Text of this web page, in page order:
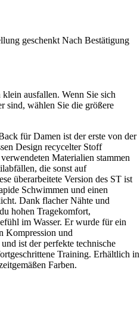
geschenkt Nach Bestätigung
ausfallen. Wenn Sie sich
sind, wählen Sie die größere
für Damen ist der erste von der
Design recycelter Stoff
Materialien stammen
die sonst auf
überarbeitete Version des ST ist
Schwimmen und einen
Dank flacher Nähte und
hohen Tragekomfort,
im Wasser. Er wurde für ein
Kompression und
ist der perfekte technische
Training. Erhältlich in
Farben.